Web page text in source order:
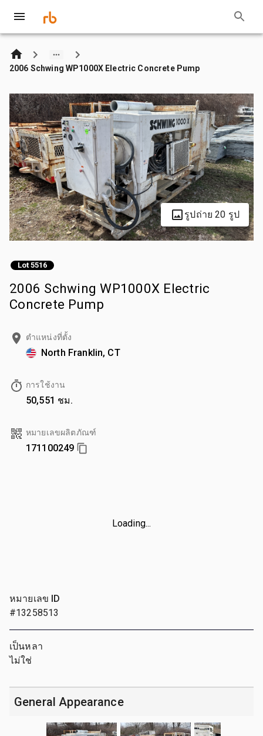
2006 Schwing WP1000X Electric Concrete Pump
รูปถ่าย 20 รูป
Lot 5516
2006 Schwing WP1000X Electric
Concrete Pump
ตำแหน่งที่ตั้ง
North Franklin, CT
การใช้งาน
50,551 ชม.
หมายเลขผลิตภัณฑ์
171100249
Loading...
หมายเลข ID
#13258513
เป็นหลา
ไม่ใช่
General Appearance